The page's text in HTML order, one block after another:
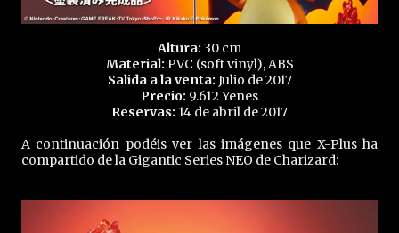
Altura: 30 cm
Material: PVC (soft vinyl), ABS
Salida a la venta: Julio de 2017
Precio: 9.612 Yenes
Reservas: 14 de abril de 2017
A continuación podéis ver las imágenes que X-Plus ha
compartido de la Gigantic Series NEO de Charizard: